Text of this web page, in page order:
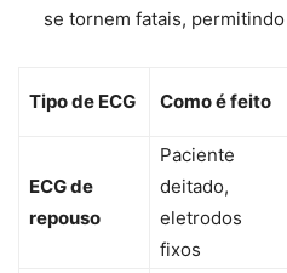
se tornem fatais,
Tipo de ECG Como é feito
ECG de
repouso
Paciente
deitado,
eletrodos
fixos